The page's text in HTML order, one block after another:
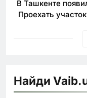
В Ташкенте
Проехать
Найди